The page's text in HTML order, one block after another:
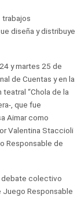
trabajos
diseña y distribuye
y martes 25 de
de Cuentas y en la
“Chola de la
, que fue
Aimar como
Valentina Staccioli
Responsable de
debate colectivo
Responsable